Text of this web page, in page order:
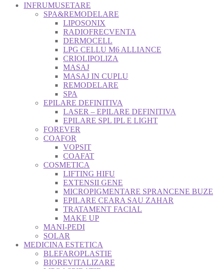
INFRUMUSETARE
SPA&REMODELARE
LIPOSONIX
RADIOFRECVENTA
DERMOCELL
LPG CELLU M6 ALLIANCE
CRIOLIPOLIZA
MASAJ
MASAJ IN CUPLU
REMODELARE
SPA
EPILARE DEFINITIVA
LASER – EPILARE DEFINITIVA
EPILARE SPL IPL E LIGHT
FOREVER
COAFOR
VOPSIT
COAFAT
COSMETICA
LIFTING HIFU
EXTENSII GENE
MICROPIGMENTARE SPRANCENE BUZE
EPILARE CEARA SAU ZAHAR
TRATAMENT FACIAL
MAKE UP
MANI-PEDI
SOLAR
MEDICINA ESTETICA
BLEFAROPLASTIE
BIOREVITALIZARE